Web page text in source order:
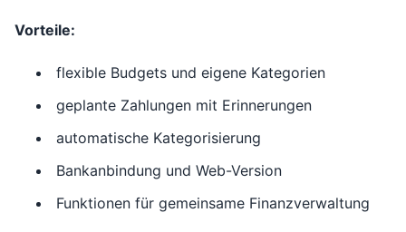
Vorteile:
flexible Budgets und eigene Kategorien
geplante Zahlungen mit Erinnerungen
automatische Kategorisierung
Bankanbindung und Web-Version
Funktionen für gemeinsame Finanzverwaltung